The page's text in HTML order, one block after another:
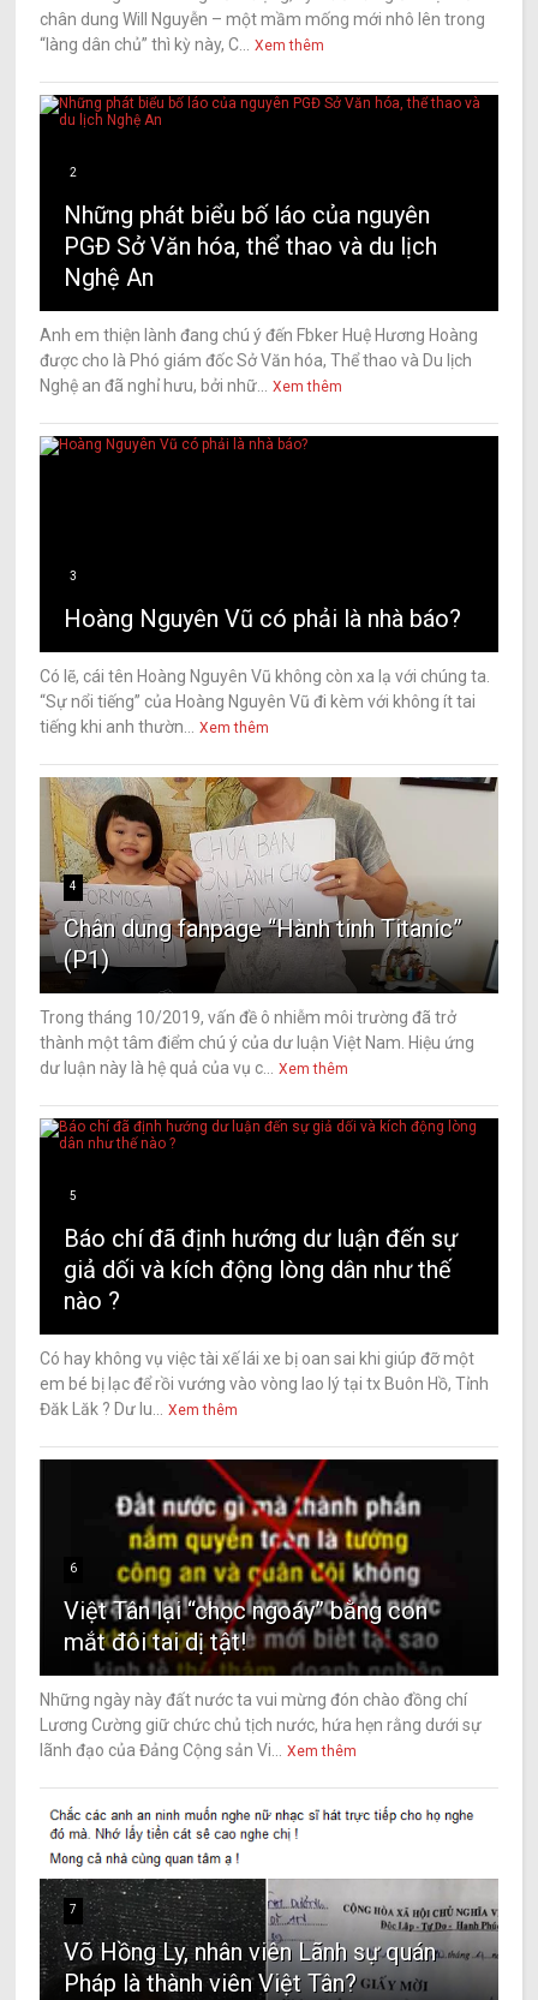
chân dung Will Nguyễn – một mầm mống mới nhô lên trong
“làng dân chủ” thì kỳ này, C...
Xem thêm
2
Những phát biểu bố láo của nguyên
PGĐ Sở Văn hóa, thể thao và du lịch
Nghệ An
Anh em thiện lành đang chú ý đến Fbker Huệ Hương Hoàng
được cho là Phó giám đốc Sở Văn hóa, Thể thao và Du lịch
Nghệ an đã nghỉ hưu, bởi nhữ...
Xem thêm
3
Hoàng Nguyên Vũ có phải là nhà báo?
Có lẽ, cái tên Hoàng Nguyên Vũ không còn xa lạ với chúng ta.
“Sự nổi tiếng” của Hoàng Nguyên Vũ đi kèm với không ít tai
tiếng khi anh thườn...
Xem thêm
4
Chân dung fanpage “Hành tinh Titanic”
(P1)
Trong tháng 10/2019, vấn đề ô nhiễm môi trường đã trở
thành một tâm điểm chú ý của dư luận Việt Nam. Hiệu ứng
dư luận này là hệ quả của vụ c...
Xem thêm
5
Báo chí đã định hướng dư luận đến sự
giả dối và kích động lòng dân như thế
nào ?
Có hay không vụ việc tài xế lái xe bị oan sai khi giúp đỡ một
em bé bị lạc để rồi vướng vào vòng lao lý tại tx Buôn Hồ, Tỉnh
Đăk Lăk ? Dư lu...
Xem thêm
6
Việt Tân lại “chọc ngoáy” bằng con
mắt đôi tai dị tật!
Những ngày này đất nước ta vui mừng đón chào đồng chí
Lương Cường giữ chức chủ tịch nước, hứa hẹn rằng dưới sự
lãnh đạo của Đảng Cộng sản Vi...
Xem thêm
7
Võ Hồng Ly, nhân viên Lãnh sự quán
Pháp là thành viên Việt Tân?